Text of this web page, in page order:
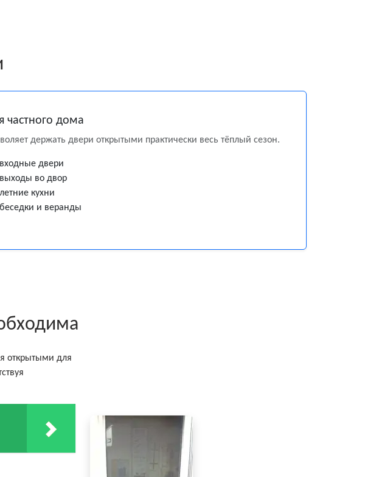
частного дома
держать двери открытыми практически весь тёплый сезон.
входные двери
выходы во двор
летние кухни
беседки и веранды
открытыми для